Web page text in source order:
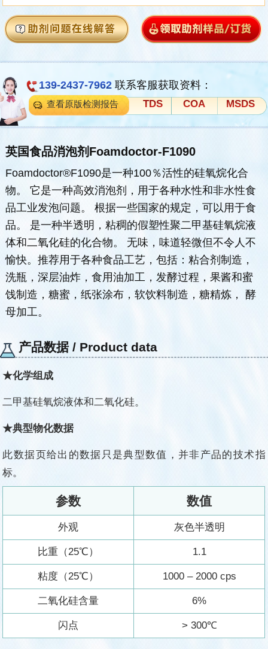
139-2437-7962联系客服获取资料：
查看原版检测报告 TDS COA MSDS
英国食品消泡剂Foamdoctor-F1090
Foamdoctor®F1090是一种100％活性的硅氧烷化合
物。 它是一种高效消泡剂，用于各种水性和非水性食
品工业发泡问题。 根据一些国家的规定，可以用于食
品。 是一种半透明，粘稠的假塑性聚二甲基硅氧烷液
体和二氧化硅的化合物。 无味，味道轻微但不令人不
愉快。推荐用于各种食品工艺，包括：粘合剂制造，
洗瓶，深层油炸，食用油加工，发酵过程，果酱和蜜
饯制造，糖蜜，纸张涂布，软饮料制造，糖精炼， 酵
母加工。
产品数据 / Product data
★化学组成
二甲基硅氧烷液体和二氧化硅。
★典型物化数据
此数据页给出的数据只是典型数值，并非产品的技术指
标。
参数 数值
外观 灰色半透明
比重（25℃） 1.1
粘度（25℃） 1000 – 2000 cps
二氧化硅含量 6%
闪点 > 300℃